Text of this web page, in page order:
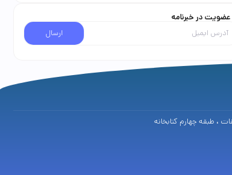
عضویت در خبرنامه
ارسال
، طبقه چهارم کتابخانه